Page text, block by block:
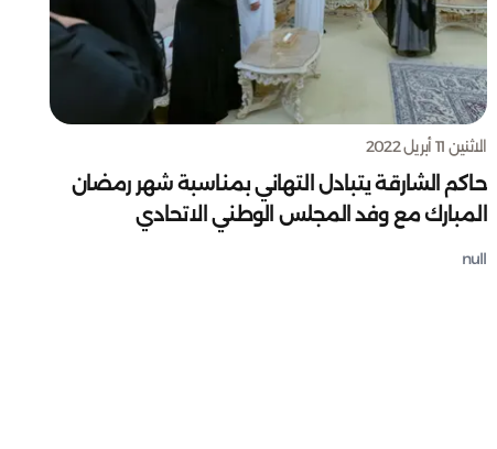
الاثنين 11 أبريل 2022
حاكم الشارقة يتبادل التهاني بمناسبة شهر رمضان
المبارك مع وفد المجلس الوطني الاتحادي
null